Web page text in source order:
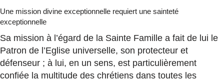
Une mission divine exceptionnelle requiert une sainteté
exceptionnelle
Sa mission à l’égard de la Sainte Famille a fait de lui le
Patron de l’Eglise universelle, son protecteur et
défenseur ; à lui, en un sens, est particulièrement
confiée la multitude des chrétiens dans toutes les